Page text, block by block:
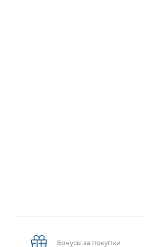
Бонусы за покупки